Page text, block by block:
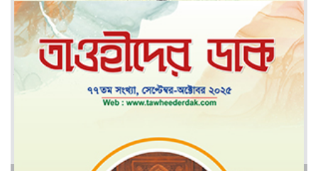
মার্চ-এপ্রিল ২০২৬